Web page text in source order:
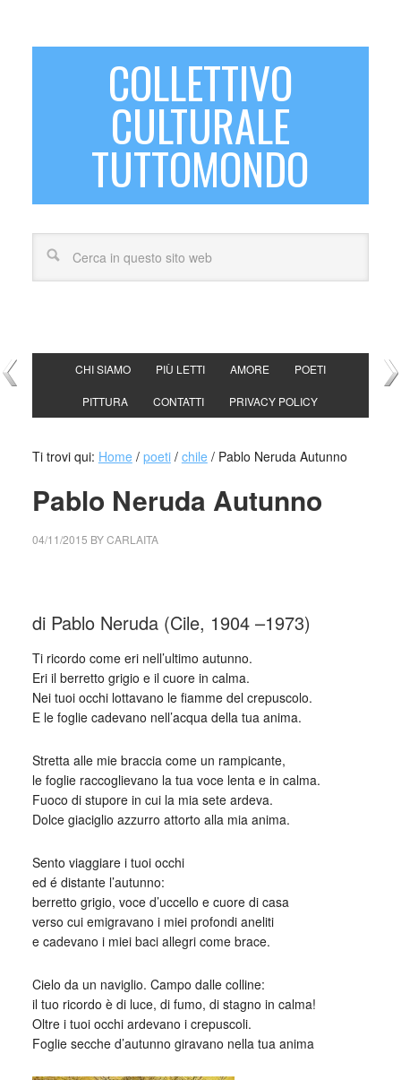
COLLETTIVO
CULTURALE
TUTTOMONDO
CHI SIAMO PIÙ LETTI AMORE POETI
PITTURA CONTATTI PRIVACY POLICY
Ti trovi qui: Home / poeti / chile /Pablo Neruda Autunno
Pablo Neruda Autunno
04/11/2015 BYCARLAITA
di Pablo Neruda (Cile, 1904 –1973)
Ti ricordo come eri nell’ultimo autunno.
Eri il berretto grigio e il cuore in calma.
Nei tuoi occhi lottavano le fiamme del crepuscolo.
E le foglie cadevano nell’acqua della tua anima.
Stretta alle mie braccia come un rampicante,
le foglie raccoglievano la tua voce lenta e in calma.
Fuoco di stupore in cui la mia sete ardeva.
Dolce giaciglio azzurro attorto alla mia anima.
Sento viaggiare i tuoi occhi
ed é distante l’autunno:
berretto grigio, voce d’uccello e cuore di casa
verso cui emigravano i miei profondi aneliti
e cadevano i miei baci allegri come brace.
Cielo da un naviglio. Campo dalle colline:
il tuo ricordo è di luce, di fumo, di stagno in calma!
Oltre i tuoi occhi ardevano i crepuscoli.
Foglie secche d’autunno giravano nella tua anima